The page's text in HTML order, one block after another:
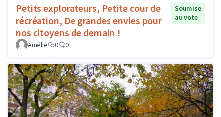
Petits explorateurs, Petite cour de
récréation, De grandes envies pour
nos citoyens de demain !
Soumise
au vote
Amélie 0 0